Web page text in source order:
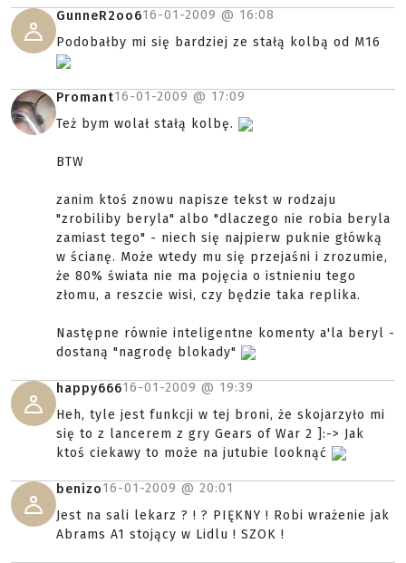
GunneR2oo616-01-2009 @ 16:08
Podobałby mi się bardziej ze stałą kolbą od M16
Promant16-01-2009 @ 17:09
Też bym wolał stałą kolbę.
BTW
zanim ktoś znowu napisze tekst w rodzaju
"zrobiliby beryla" albo "dlaczego nie robia beryla
zamiast tego" - niech się najpierw puknie główką
w ścianę. Może wtedy mu się przejaśni i zrozumie,
że 80% świata nie ma pojęcia o istnieniu tego
złomu, a reszcie wisi, czy będzie taka replika.
Następne równie inteligentne komenty a'la beryl -
dostaną "nagrodę blokady"
happy66616-01-2009 @ 19:39
Heh, tyle jest funkcji w tej broni, że skojarzyło mi
się to z lancerem z gry Gears of War 2 ]:-> Jak
ktoś ciekawy to może na jutubie looknąć
benizo16-01-2009 @ 20:01
Jest na sali lekarz ? ! ? PIĘKNY ! Robi wrażenie jak
Abrams A1 stojący w Lidlu ! SZOK !